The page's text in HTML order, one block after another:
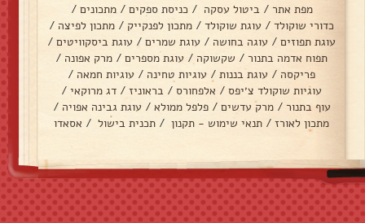
מפת אתר / ביטול עסקה / כניסת ספקים / מתכונים /
כדורי שוקולד / עוגת שוקולד / מתכון לפנקייק / מתכון לפיצה /
עוגת תפוזים / עוגה בחושה / עוגת שמרים / עוגת ביסקוויטים /
תפוח אדמה בתנור / שקשוקה / עוגת מספרים / מרק אפונה /
פריקסה / עוגת בננות / עוגיות טחינה / עוגיות חמאה /
עוגיות שוקולד צ׳יפס / אלפחורס / בראוניז / דג מרוקאי /
עוף בתנור / מרק עדשים / פלפל ממולא / עוגת גבינה אפויה /
מתכון לאורז / תנאי שימוש - תקנון / תכנית בישול / אסאדו